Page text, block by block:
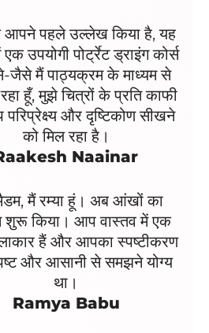
आपने पहले उल्लेख किया है, यह
उपयोगी पोर्ट्रेट ड्राइंग कोर्स
जैसे मैं पाठ्यक्रम के माध्यम से
हूँ, मुझे चित्रों के प्रति काफी
परिप्रेक्ष्य और दृष्टिकोण सीखने
को मिल रहा है।
Naainar
मैं रम्या हूं। अब आंखों का
शुरू किया। आप वास्तव में एक
हैं और आपका स्पष्टीकरण
और आसानी से समझने योग्य
था।
Ramya Babu